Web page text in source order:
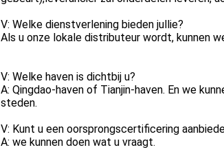
V: Welke dienstverlening bieden jullie?
Als u onze lokale distributeur wordt, kunnen
V: Welke haven is dichtbij u?
A: Qingdao-haven of Tianjin-haven. En we
steden.
V: Kunt u een oorsprongscertificering
A: we kunnen doen wat u vraagt.